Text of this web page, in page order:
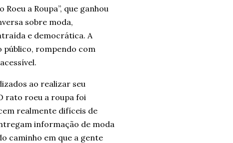
a Roupa”, que ganhou
sobre moda,
e democrática. A
público, rompendo com
ao realizar seu
rato roeu a roupa foi
realmente difíceis de
informação de moda
caminho em que a gente